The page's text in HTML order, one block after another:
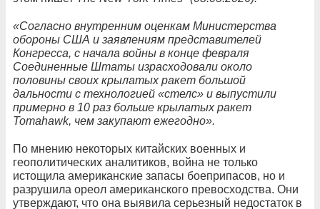
«Согласно внутренним оценкам Министерства
обороны США и заявлениям представителей
Конгресса, с начала войны в конце февраля
Соединенные Штаты израсходовали около
половины своих крылатых ракет большой
дальности с технологией «стелс» и выпустили
примерно в 10 раз больше крылатых ракет
Tomahawk, чем закупают ежегодно».
По мнению некоторых китайских военных и
геополитических аналитиков, война не только
истощила американские запасы боеприпасов, но и
разрушила ореол американского превосходства. Они
утверждают, что она выявила серьезный недостаток в